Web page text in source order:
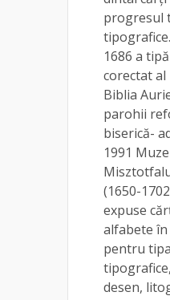
progresul
1686 a
corectat
Biblia
parohii
biserică-
1991
(1650-
expuse
alfabete
pentru
desen,